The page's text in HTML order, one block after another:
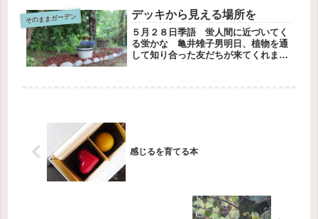
念です。咲いている花たちウグイスカ
ズラが咲いていました。去年より二
週...
そのままガーデン デッキから見える場所を
５月２８日季語 蛍人間に近づいてく
る蛍かな 亀井雉子男明日、植物を通
して知り合った友だちが来てくれま
感じるを育てる本